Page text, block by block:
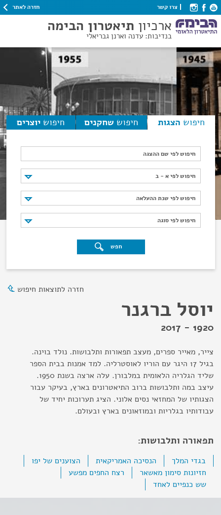
צרו קשר חזרה לאתר
ארכיון תיאטרון הבימה
בנדיבות: עדנה וארנן גבריאלי
חיפוש הצגות חיפוש שחקנים חיפוש יוצרים
חיפוש לפי שם ההצגה
חיפוש לפי א - ב
חיפוש לפי א - ב
חיפוש לפי שנת ההעלאה
חיפוש לפי שנת ההעלאה
חיפוש לפי סוגה
חיפוש לפי סוגה
חפש
חזרה לתוצאות חיפוש
יוסל ברגנר
1920 - 2017
צייר, מאייר ספרים, מעצב תפאורות ותלבושות. נולד בוינה.
בגיל 17 היגר עם הוריו לאוסטרליה. למד אמנות בבית הספר
שליד הגלריה הלאומית במלבורן. עלה ארצה בשנת 1950.
עיצב במה ותלבושות ברוב התיאטרונים בארץ, בעיקר עבור
הצגותיו של המחזאי נסים אלוני. הציג תערוכות יחיד של
עבודותיו בגלריות ובמוזאונים בארץ ובעולם.
תפאורה ותלבושות:
בגדי המלך הנסיכה האמריקאית
הצוענים של יפו
חזיונות סימון מאשאר
רצח החפים מפשע
שש כנפיים לאחד